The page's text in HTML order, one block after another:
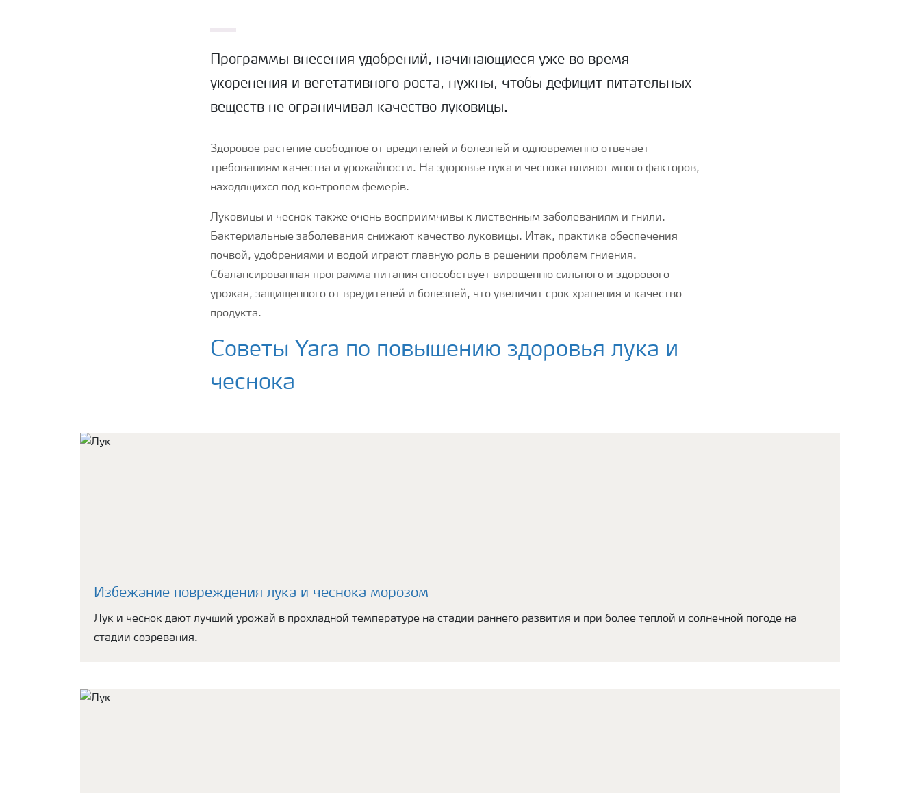
Программы внесения удобрений, начинающиеся уже во время
укоренения и вегетативного роста, нужны, чтобы дефицит питательных
веществ не ограничивал качество луковицы.
Здоровое растение свободное от вредителей и болезней и одновременно отвечает
требованиям качества и урожайности. На здоровье лука и чеснока влияют много факторов,
находящихся под контролем фемерів.
Луковицы и чеснок также очень восприимчивы к лиственным заболеваниям и гнили.
Бактериальные заболевания снижают качество луковицы. Итак, практика обеспечения
почвой, удобрениями и водой играют главную роль в решении проблем гниения.
Сбалансированная программа питания способствует вирощенню сильного и здорового
урожая, защищенного от вредителей и болезней, что увеличит срок хранения и качество
продукта.
Советы Yara по повышению здоровья лука и
чеснока
Избежание повреждения лука и чеснока морозом
Лук и чеснок дают лучший урожай в прохладной температуре на стадии раннего развития и при более теплой и солнечной погоде на
стадии созревания.